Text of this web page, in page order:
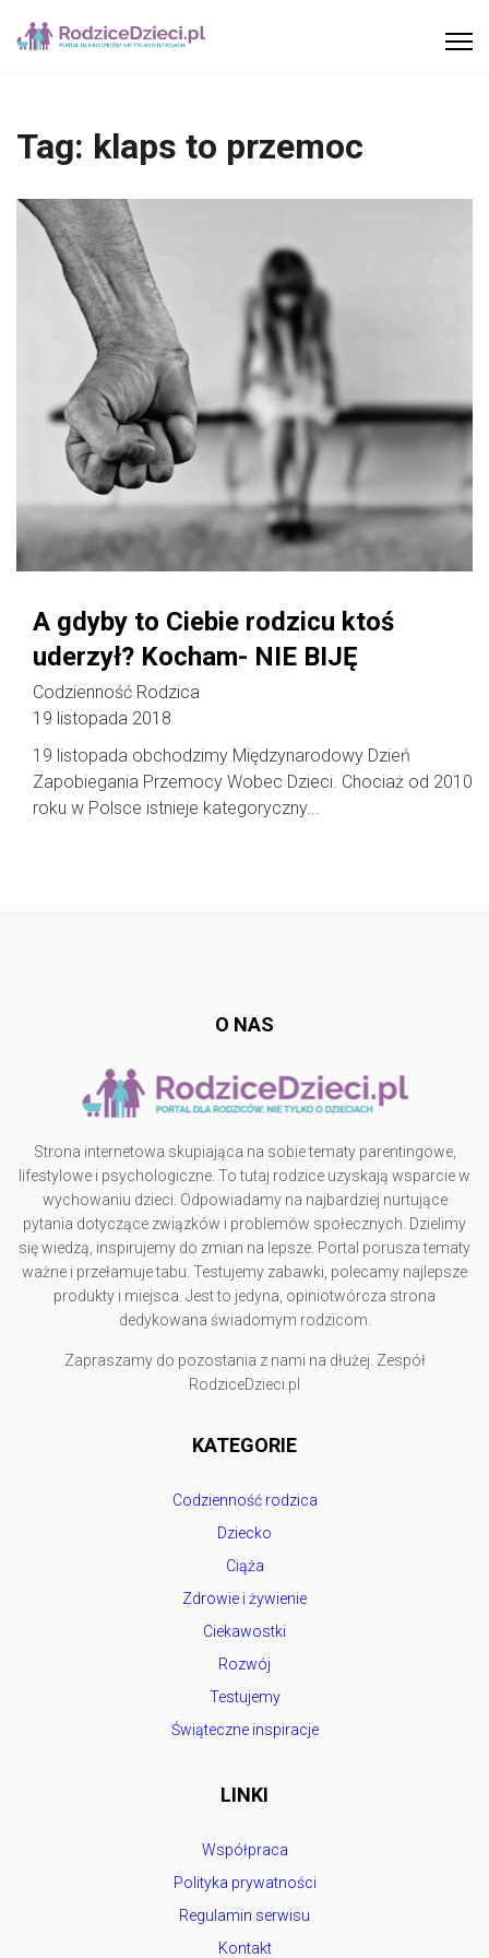
Tag: klaps to przemoc
A gdyby to Ciebie rodzicu ktoś
uderzył? Kocham- NIE BIJĘ
Codzienność Rodzica
19 listopada 2018
19 listopada obchodzimy Międzynarodowy Dzień
Zapobiegania Przemocy Wobec Dzieci. Chociaż od 2010
roku w Polsce istnieje kategoryczny...
O NAS
Strona internetowa skupiająca na sobie tematy parentingowe,
lifestylowe i psychologiczne. To tutaj rodzice uzyskają wsparcie w
wychowaniu dzieci. Odpowiadamy na najbardziej nurtujące
pytania dotyczące związków i problemów społecznych. Dzielimy
się wiedzą, inspirujemy do zmian na lepsze. Portal porusza tematy
ważne i przełamuje tabu. Testujemy zabawki, polecamy najlepsze
produkty i miejsca. Jest to jedyna, opiniotwórcza strona
dedykowana świadomym rodzicom.
Zapraszamy do pozostania z nami na dłużej. Zespół
RodziceDzieci.pl
KATEGORIE
Codzienność rodzica
Dziecko
Ciąża
Zdrowie i żywienie
Ciekawostki
Rozwój
Testujemy
Świąteczne inspiracje
LINKI
Współpraca
Polityka prywatności
Regulamin serwisu
Kontakt